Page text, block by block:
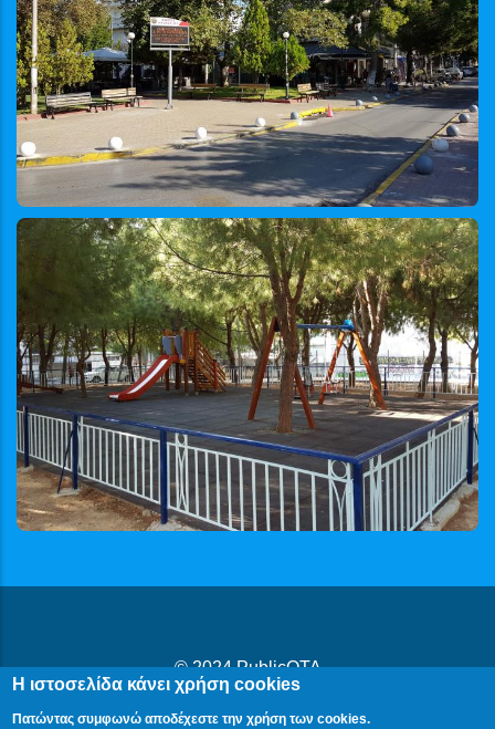
© 2024PublicOTA
Δήλωση Προβασιμότητας|Cookies|Πολιτική Προστασίας
Η ιστοσελίδα κάνει χρήση cookies
Πατώντας συμφωνώ αποδέχεστε την χρήση των cookies.